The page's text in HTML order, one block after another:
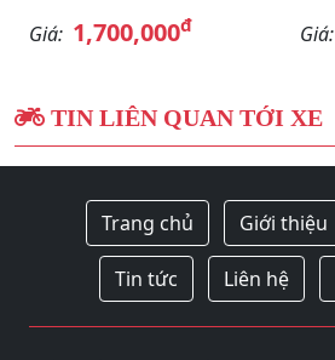
Giá: 1,700,000đ
Giá:
TIN LIÊN QUAN TỚI XE
Trang chủ Giới thiệu
Tin tức Liên hệ